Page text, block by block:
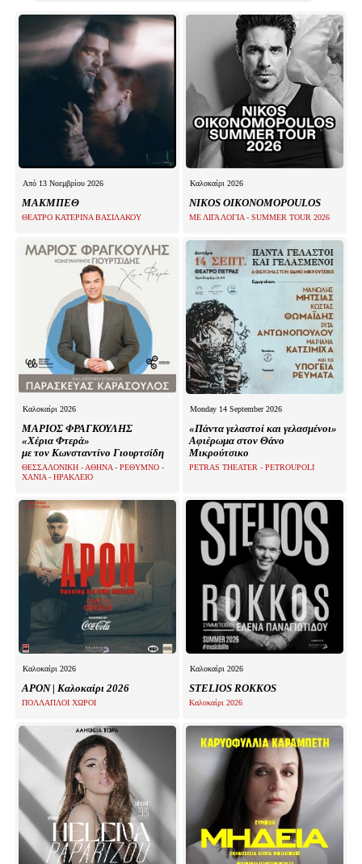
Από 13 Νοεμβρίου 2026
ΜΑΚΜΠΕΘ
ΘΕΑΤΡΟ ΚΑΤΕΡΙΝΑ ΒΑΣΙΛΑΚΟΥ
Καλοκαίρι 2026
NIKOS OIKONOMOPOULOS
ΜΕ ΛΙΓΑ ΛΟΓΙΑ - SUMMER TOUR 2026
Καλοκαίρι 2026
ΜΑΡΙΟΣ ΦΡΑΓΚΟΥΛΗΣ
«Χέρια Φτερά»
με τον Κωνσταντίνο Γιουρτσίδη
ΘΕΣΣΑΛΟΝΙΚΗ - ΑΘΗΝΑ - ΡΕΘΥΜΝΟ -
ΧΑΝΙΑ - ΗΡΑΚΛΕΙΟ
Monday 14 September 2026
«Πάντα γελαστοί και γελασμένοι»
Αφιέρωμα στον Θάνο
Μικρούτσικο
PETRAS THEATER - PETROUPOLI
Καλοκαίρι 2026
APON | Καλοκαίρι 2026
ΠΟΛΛΑΠΛΟΙ ΧΩΡΟΙ
Καλοκαίρι 2026
STELIOS ROKKOS
Καλοκαίρι 2026